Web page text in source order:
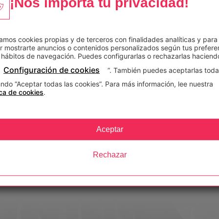
integra experimentadas instituciones educativas con
Cuenta actualmente con 65.000 alumnos activos y más
distribuidos en la península ibérica. Además, con
y Países Bajos) y Latinoamérica (Argentina,
Rico).
CEAC, Unisport, Deusto Formación, Deusto
FP.
cookies propias y de terceros con finalidades analíticas y para
mostrarte anuncios o contenidos personalizados según tus
de navegación. Puedes configurarlas o rechazarlas
Configuración de cookies
”. También puedes aceptarlas
“Aceptar todas las cookies”. Para más información, lee nuestra
de cookies
Aceptar
Rechazar